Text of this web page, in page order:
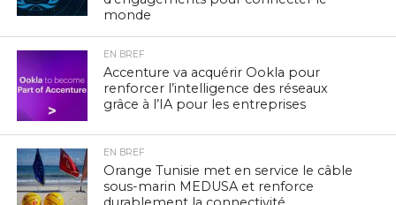
monde
EN BREF
Accenture va acquérir Ookla pour
renforcer l’intelligence des réseaux
grâce à l’IA pour les entreprises
EN BREF
Orange Tunisie met en service le câble
sous-marin MEDUSA et renforce